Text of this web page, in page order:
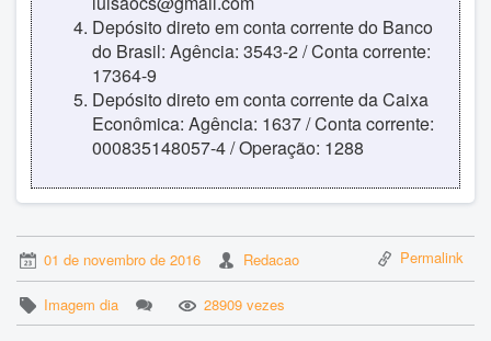
Depósito direto em conta corrente do Banco
do Brasil: Agência: 3543-2 / Conta corrente:
17364-9
Depósito direto em conta corrente da Caixa
Econômica: Agência: 1637 / Conta corrente:
000835148057-4 / Operação: 1288
01 de novembro de 2016 Redacao Permalink
Imagem dia 28909 vezes